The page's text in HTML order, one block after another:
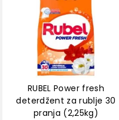
RUBEL Power fresh
deterdžent za rublje 30
pranja (2,25kg)